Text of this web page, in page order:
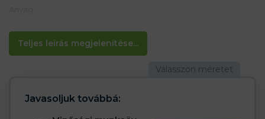
Teljes leírás megjelenítése...
Jellemzők:
– Rögzítés gombokkal
– Elasztikus derékrész a jobb illeszkedésért
– Két oldalzseb, két hátsó zseb, szerszámzseb
Javasoljuk továbbá: